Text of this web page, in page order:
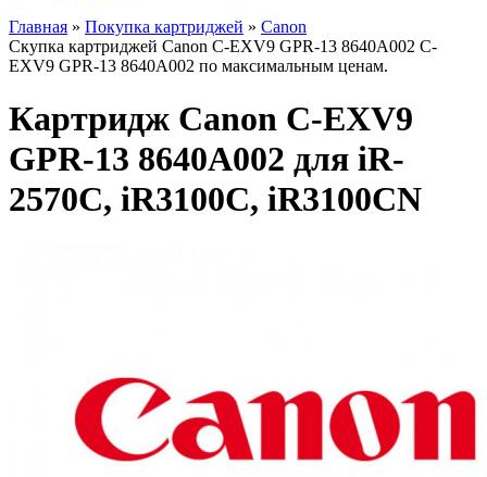
Главная » Покупка картриджей » Canon
Скупка картриджей Canon C-EXV9 GPR-13 8640A002 C-
EXV9 GPR-13 8640A002 по максимальным ценам.
Картридж Canon C-EXV9
GPR-13 8640A002 для iR-
2570C, iR3100C, iR3100CN